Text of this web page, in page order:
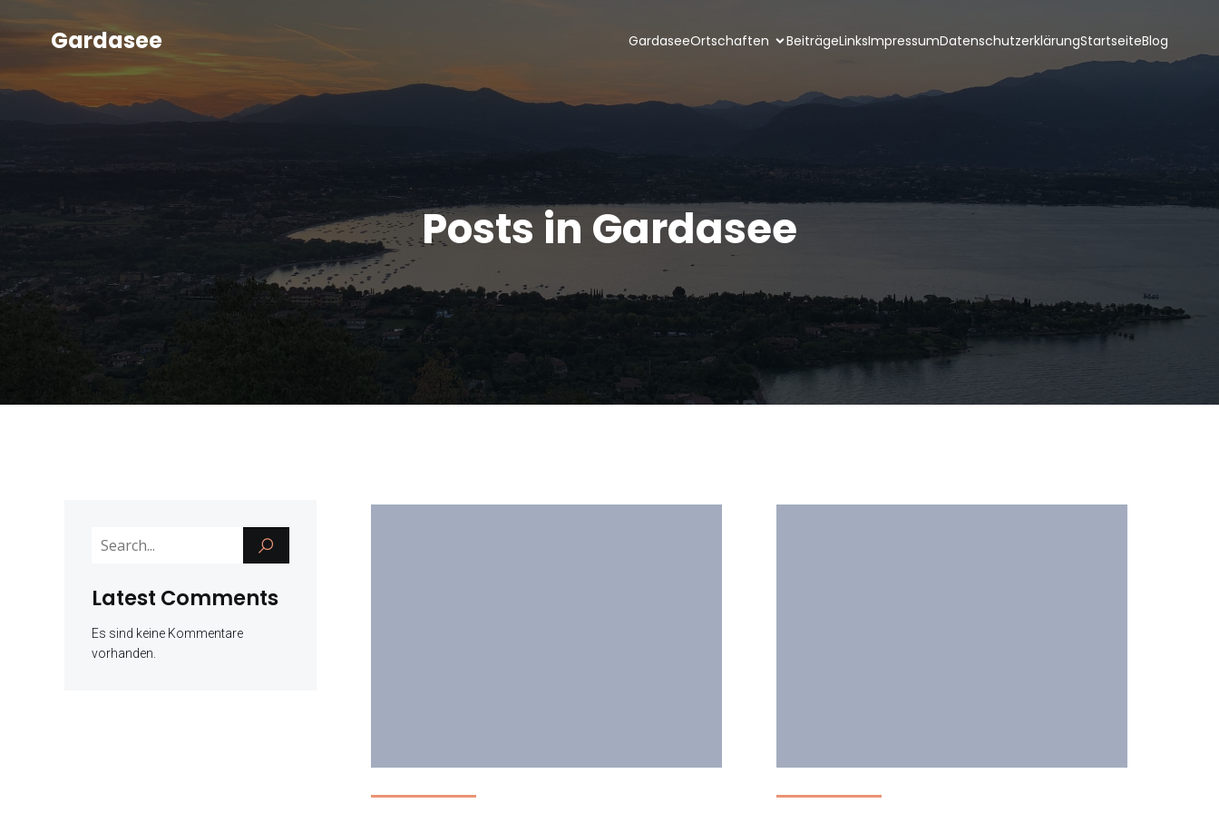
Gardasee GardaseeOrtschaften BeiträgeLinksImpressumDatenschutzerklärungStartseiteBlog
Posts in Gardasee
Latest Comments
Es sind keine Kommentare
vorhanden.